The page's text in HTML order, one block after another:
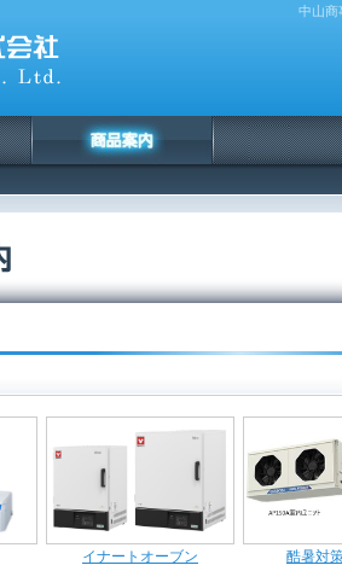
中山商
イナートオーブン
酷暑対